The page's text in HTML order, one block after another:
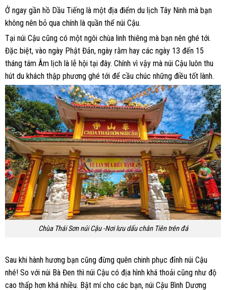
Ở ngay gần hồ Dầu Tiếng là một địa điểm du lịch Tây Ninh mà bạn
không nên bỏ qua chính là quần thể núi Cậu.
Tại núi Cậu cũng có một ngôi chùa linh thiêng mà bạn nên ghé tới.
Đặc biệt, vào ngày Phật Đản, ngày rằm hay các ngày 13 đến 15
tháng tám Âm lịch là lễ hội tại đây. Chính vì vậy mà núi Cậu luôn thu
hút du khách thập phương ghé tới để cầu chúc những điều tốt lành.
Chùa Thái Sơn núi Cậu -Nơi lưu dấu chân Tiên trên đá
Sau khi hành hương bạn cũng đừng quên chinh phục đỉnh núi Cậu
nhé! So với núi Bà Đen thì núi Cậu có địa hình khá thoải cũng như độ
cao thấp hơn khá nhiều. Bật mí cho các bạn, núi Cậu Bình Dương